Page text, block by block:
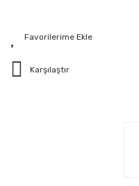
Karşılaştır